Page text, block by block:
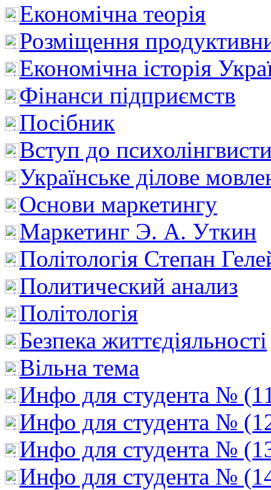
Економічна теорія
Розміщення
Економічна історія
Фінанси підприємств
Посібник
Вступ до
Українське ділове
Основи маркетингу
Маркетинг Э. А. Уткин
Політологія Степан
Политический анализ
Політологія
Безпека життєдіяльності
Вільна тема
Инфо для студента №
Инфо для студента №
Инфо для студента №
Инфо для студента №